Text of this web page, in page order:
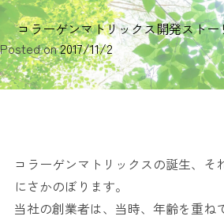
エンザイム
Q10のパイオ
ニア
らコエンザ
イムQ10の開
発に注力し
てきまし
コラーゲンマトリックス開発ストー
Posted on2017/11/2
コラーゲンマトリックスの誕生、そ
にさかのぼります。
当社の創業者は、当時、年齢を重ね